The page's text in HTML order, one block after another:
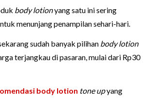
body lotionyang satu ini sering
menunjang penampilan sehari-hari.
sudah banyak pilihan body lotion
terjangkau di pasaran, mulai dari Rp30
body lotion tone upyang